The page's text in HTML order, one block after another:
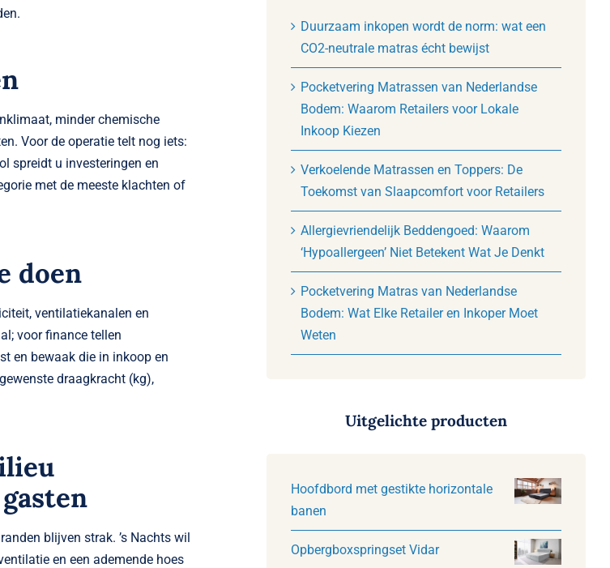
minder chemische
Voor de operatie telt nog iets:
spreidt u investeringen en
met de meeste klachten of
doen
ventilatiekanalen en
voor finance tellen
en bewaak die in inkoop en
draagkracht (kg),
blijven strak. ’s Nachts wil
en een ademende hoes
Duurzaam inkopen wordt de norm: wat een
CO2-neutrale matras écht bewijst
Pocketvering Matrassen van Nederlandse
Bodem: Waarom Retailers voor Lokale
Inkoop Kiezen
Verkoelende Matrassen en Toppers: De
Toekomst van Slaapcomfort voor Retailers
Allergievriendelijk Beddengoed: Waarom
‘Hypoallergeen’ Niet Betekent Wat Je Denkt
Pocketvering Matras van Nederlandse
Bodem: Wat Elke Retailer en Inkoper Moet
Weten
Uitgelichte producten
Hoofdbord met gestikte horizontale
banen
Opbergboxspringset Vidar